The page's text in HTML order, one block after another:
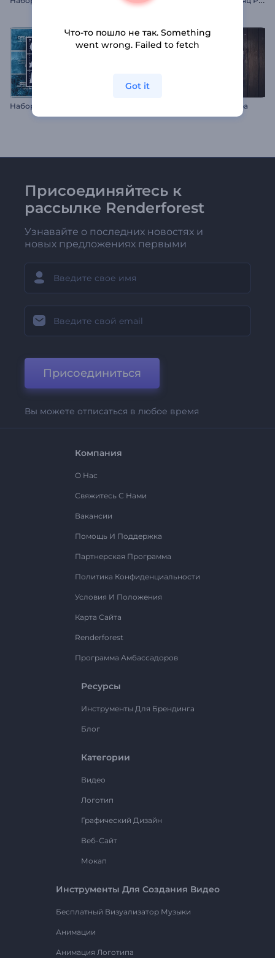
Реклама и продажа товара
Присоединяйтесь к
рассылке Renderforest
Узнавайте о последних новостях и
новых предложениях первыми
Присоединиться
Вы можете отписаться в любое время
Компания
О Нас
Свяжитесь С Нами
Вакансии
Помощь И Поддержка
Партнерская Программа
Политика Конфиденциальности
Условия И Положения
Карта Сайта
Renderforest
Программа Амбассадоров
Ресурсы
Инструменты Для Брендинга
Блог
Категории
Видео
Логотип
Графический Дизайн
Веб-Сайт
Мокап
Инструменты Для Создания Видео
Бесплатный Визуализатор Музыки
Анимации
Анимация Логотипа
Что-то пошло не так. Something
went wrong. Failed to fetch
Got it